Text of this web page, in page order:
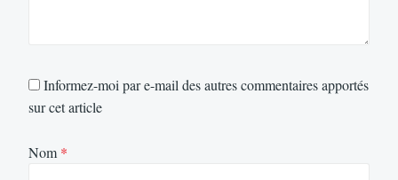
Informez-moi par e-mail des autres commentaires apportés
sur cet article
Nom *